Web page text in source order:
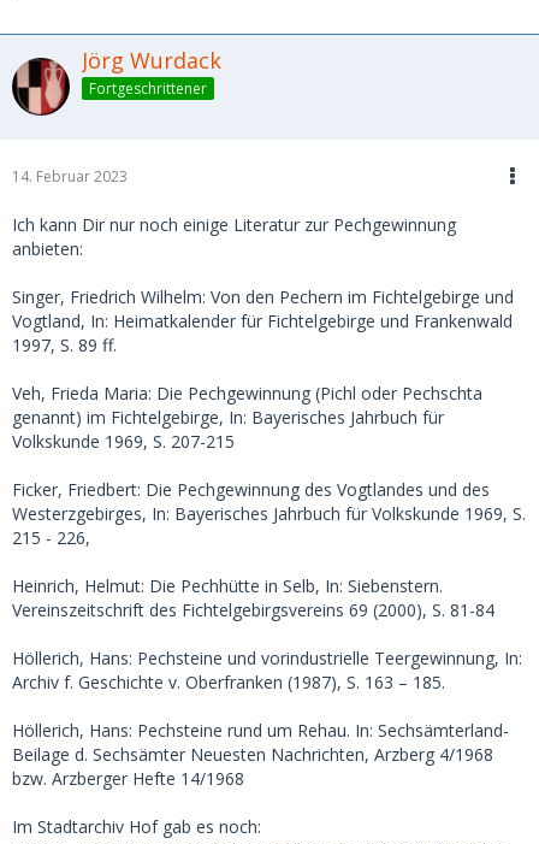
Jörg Wurdack
Fortgeschrittener
14. Februar 2023
Ich kann Dir nur noch einige Literatur zur Pechgewinnung
anbieten:
Singer, Friedrich Wilhelm: Von den Pechern im Fichtelgebirge und
Vogtland, In: Heimatkalender für Fichtelgebirge und Frankenwald
1997, S. 89 ff.
Veh, Frieda Maria: Die Pechgewinnung (Pichl oder Pechschta
genannt) im Fichtelgebirge, In: Bayerisches Jahrbuch für
Volkskunde 1969, S. 207-215
Ficker, Friedbert: Die Pechgewinnung des Vogtlandes und des
Westerzgebirges, In: Bayerisches Jahrbuch für Volkskunde 1969, S.
215 - 226,
Heinrich, Helmut: Die Pechhütte in Selb, In: Siebenstern.
Vereinszeitschrift des Fichtelgebirgsvereins 69 (2000), S. 81-84
Höllerich, Hans: Pechsteine und vorindustrielle Teergewinnung, In:
Archiv f. Geschichte v. Oberfranken (1987), S. 163 – 185.
Höllerich, Hans: Pechsteine rund um Rehau. In: Sechsämterland-
Beilage d. Sechsämter Neuesten Nachrichten, Arzberg 4/1968
bzw. Arzberger Hefte 14/1968
Im Stadtarchiv Hof gab es noch: